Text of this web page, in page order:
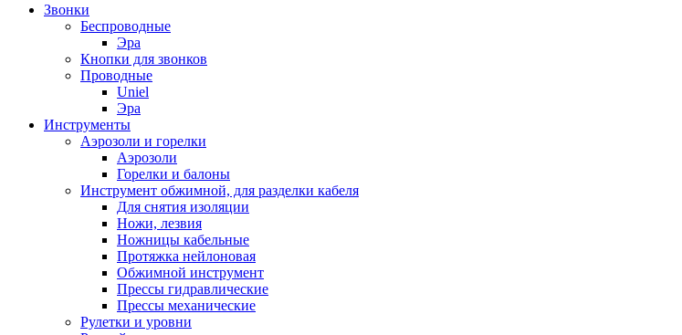
Звонки
Беспроводные
Эра
Кнопки для звонков
Проводные
Uniel
Эра
Инструменты
Аэрозоли и горелки
Аэрозоли
Горелки и балоны
Инструмент обжимной, для разделки кабеля
Для снятия изоляции
Ножи, лезвия
Ножницы кабельные
Протяжка нейлоновая
Обжимной инструмент
Прессы гидравлические
Прессы механические
Рулетки и уровни